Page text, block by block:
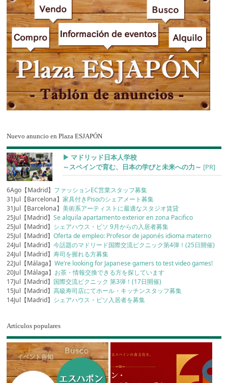
Nuevo anuncio en Plaza ESJAPÓN
▶︎ マドリッド日本人学校
～スペインで育む、日本の学びと未来への力～ [PR]
6Ago【Madrid】 ファッションEC営業スタッフ募集
31Jul【Barcelona】家具付きPisoのシェアメート募集
31Jul【Barcelona】美術系アーティストに最適なスタジオ賃貸
25Jul【Madrid】Se alquila apartamento exterior en zona Pacifico
25Jul【Madrid】 シェアハウス・ピソ 9月からの入居者募集
25Jul【Madrid】Oferta de empleo: Profesor de japonés idioma materno
24Jul【Madrid】今話題のマドリード国際交流ピクニック第4弾！(25日開催)
24Jul【Madrid】寿司を握れる方募集
22Jul【Málaga】We’re looking for Japanese gamers to test video games!
20Jul【Málaga】 お茶・情報交換できる方を探しています
17Jul【Madrid】 国際交流ピクニック 第3弾！(17日開催)
15Jul【Madrid】高級寿司店にてホール・キッチンスタッフ募集
14Jul【Madrid】 シェアハウス・ピソ入居者を募集
Artículos populares